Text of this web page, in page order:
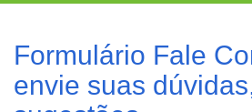
Formulário Fale
envie suas